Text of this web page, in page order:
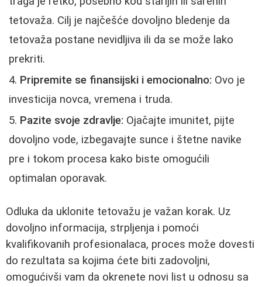
tetovaža. Cilj je najčešće dovoljno bledenje da
tetovaža postane nevidljiva ili da se može lako
prekriti.
Pripremite se finansijski i emocionalno: Ovo je
investicija novca, vremena i truda.
Pazite svoje zdravlje: Ojačajte imunitet, pijte
dovoljno vode, izbegavajte sunce i štetne navike
pre i tokom procesa kako biste omogućili
optimalan oporavak.
Odluka da uklonite tetovažu je važan korak. Uz
dovoljno informacija, strpljenja i pomoći
kvalifikovanih profesionalaca, proces može dovesti
do rezultata sa kojima ćete biti zadovoljni,
omogućivši vam da okrenete novi list u odnosu sa